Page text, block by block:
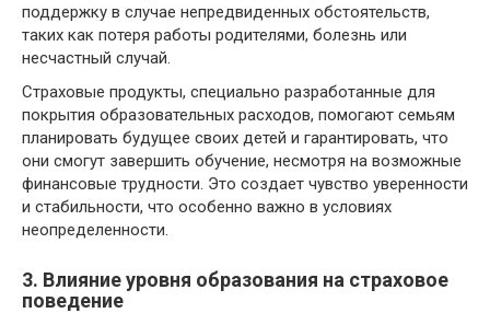
поддержку в случае непредвиденных обстоятельств,
таких как потеря работы родителями, болезнь или
несчастный случай.
Страховые продукты, специально разработанные для
покрытия образовательных расходов, помогают семьям
планировать будущее своих детей и гарантировать, что
они смогут завершить обучение, несмотря на возможные
финансовые трудности. Это создает чувство уверенности
и стабильности, что особенно важно в условиях
неопределенности.
3. Влияние уровня образования на страховое
поведение